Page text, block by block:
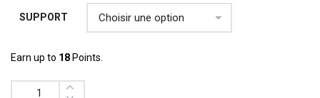
SUPPORT
Earn up to 18 Points.
Quantité